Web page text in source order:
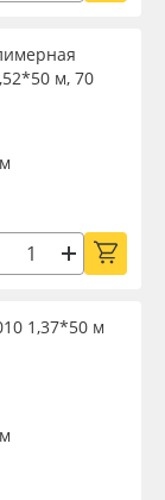
м, 70
1,37*50 м